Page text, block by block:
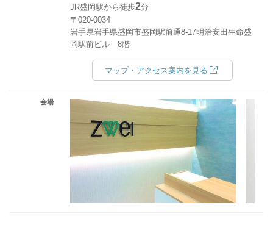
JR盛岡駅から徒歩2分
〒020-0034
岩手県岩手県盛岡市盛岡駅前通8-17明治安田生命盛
岡駅前ビル 8階
マップ・アクセス案内を見る
会場